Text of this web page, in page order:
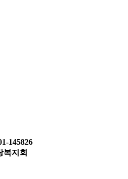
145826
복지회